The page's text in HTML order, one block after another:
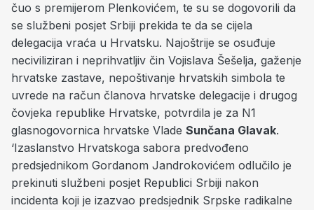
čuo s premijerom Plenkovićem, te su se dogovorili da
se službeni posjet Srbiji prekida te da se cijela
delegacija vraća u Hrvatsku. Najoštrije se osuđuje
neciviliziran i neprihvatljiv čin Vojislava Šešelja, gaženje
hrvatske zastave, nepoštivanje hrvatskih simbola te
uvrede na račun članova hrvatske delegacije i drugog
čovjeka republike Hrvatske, potvrdila je za N1
glasnogovornica hrvatske Vlade Sunčana Glavak.
‘Izaslanstvo Hrvatskoga sabora predvođeno
predsjednikom Gordanom Jandrokovićem odlučilo je
prekinuti službeni posjet Republici Srbiji nakon
incidenta koji je izazvao predsjednik Srpske radikalne